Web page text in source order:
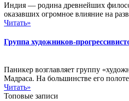
Индия — родина древнейших
оказавших огромное влияние на
Читать»
Группа художников-
Паникер возглавляет группу
Мадраса. На большинстве его
Читать»
Топовые записи